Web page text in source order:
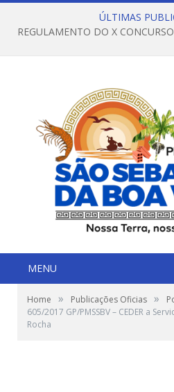
ÚLTIMAS
MENU
Home » Publicações Oficias »
605/2017 GP/PMSSBV – CEDER a
Rocha